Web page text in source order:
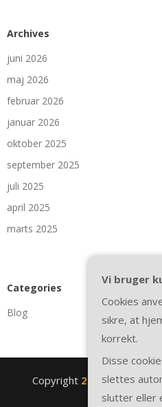
Archives
juni 2026
maj 2026
februar 2026
januar 2026
oktober 2025
september 2025
juli 2025
april 2025
marts 2025
Categories
Blog
Copyright 2nite.se. All
Vi bruger
Cookies
sikre, at
korrekt.
Disse
slettes
slutter eller